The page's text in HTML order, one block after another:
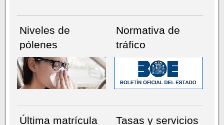
Niveles de
pólenes
Normativa de
tráfico
Última matrícula
Tasas y servicios